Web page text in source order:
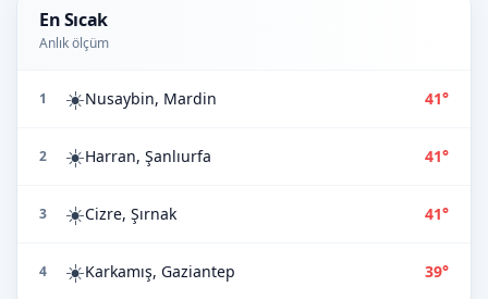
En Sıcak
Anlık ölçüm
1 ☀️Nusaybin, Mardin 41°
2 ☀️Harran, Şanlıurfa 41°
3 ☀️Cizre, Şırnak 41°
4 ☀️Karkamış, Gaziantep 39°